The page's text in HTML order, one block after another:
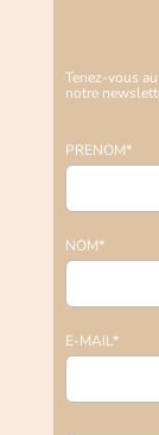
Tenez-vous
notre
PRENOM*
NOM*
E-MAIL*